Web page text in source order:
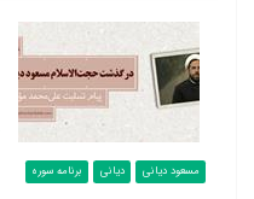
مسعود دیانی
دیانی برنامه سوره